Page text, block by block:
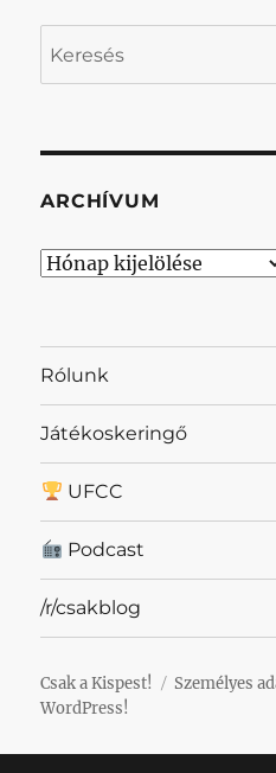
ARCHÍVUM
Archívum
Rólunk
Játékoskeringő
UFCC
Podcast
/r/csakblog
Csak a Kispest! Személyes
WordPress!